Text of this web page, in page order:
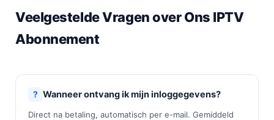
Veelgestelde Vragen over Ons IPTV
Abonnement
Wanneer ontvang ik mijn inloggegevens?
Direct na betaling, automatisch per e-mail. Gemiddeld